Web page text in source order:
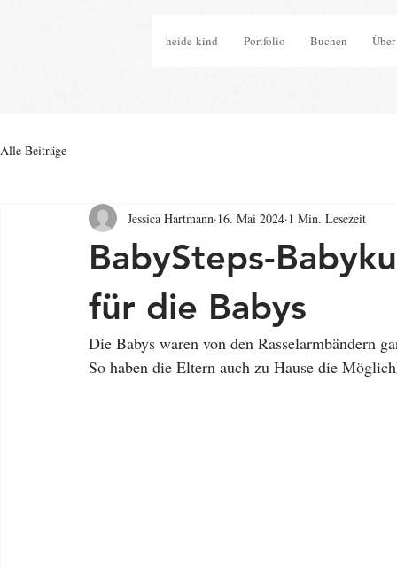
heide-kind Portfolio Buchen
Alle Beiträge
BabySteps-
für die Babys
Jessica Hartmann 16. Mai 2024 1 Min. Lesezeit
Die Babys waren von den Rasselarmbändern
So haben die Eltern auch zu Hause die